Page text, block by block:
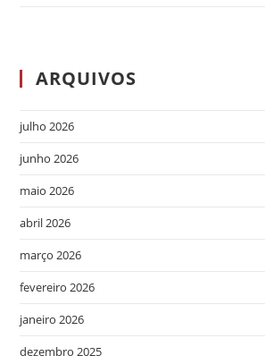
ARQUIVOS
julho 2026
junho 2026
maio 2026
abril 2026
março 2026
fevereiro 2026
janeiro 2026
dezembro 2025